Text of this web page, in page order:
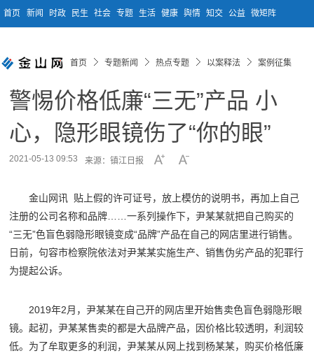
首页 新闻 时政 民生 社会 专题 生活 健康 舆情 知交 公益 微矩阵
首页 专题新闻 热点专题 以案释法 案例征集
警惕价格低廉“三无”产品 小
心，隐形眼镜伤了“你的眼”
2021-05-13 09:53 来源：镇江日报
金山网讯 贴上假的许可证号，放上模仿的说明书，再加上自己
注册的公司名称和品牌……一系列操作下，尹某某就把自己购买的
“三无”色盲色弱隐形眼镜变成“品牌”产品在自己的网店里进行销售。
日前，句容市检察院依法对尹某某实施生产、销售伪劣产品的犯罪行
为提起公诉。
2019年2月，尹某某在自己开的网店里开始售卖色盲色弱隐形眼
镜。起初，尹某某售卖的都是大品牌产品，因价格比较透明，利润较
低。为了牟取更多的利润，尹某某从网上找到杨某某，购买价格低廉